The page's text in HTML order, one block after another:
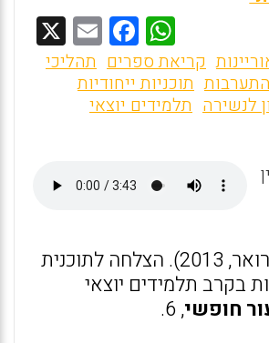
W
h
at
s
p
F
a
ce
b
o
k
E
m קריאת ספרים תהליכי
תוכניות ייחודיות
לנשירה תלמידים יוצאי
אפרתי, י' (פברואר, 2013). הצלחה לתוכנית
בקרב תלמידים יוצאי
חופשי, 6.